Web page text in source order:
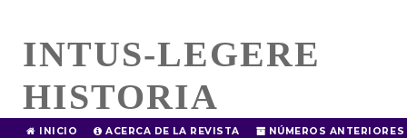
INTUS-LEGERE
HISTORIA
INICIO ACERCA DE LA REVISTA NÚMEROS ANTERIORES